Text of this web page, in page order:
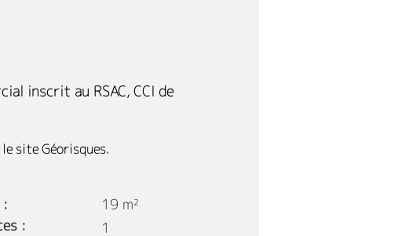
inscrit au RSAC, CCI de
site Géorisques.
:
19 m²
1